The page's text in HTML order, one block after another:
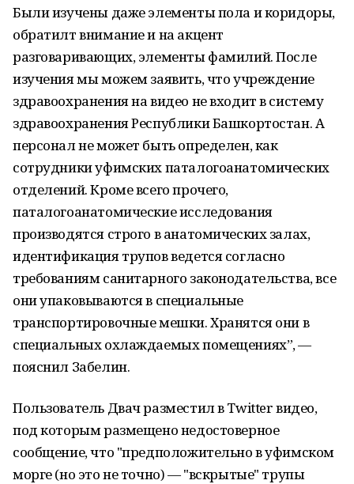
Были изучены даже элементы пола и коридоры,
обратилт внимание и на акцент
разговаривающих, элементы фамилий. После
изучения мы можем заявить, что учреждение
здравоохранения на видео не входит в систему
здравоохранения Республики Башкортостан. А
персонал не может быть определен, как
сотрудники уфимских паталогоанатомических
отделений. Кроме всего прочего,
паталогоанатомические исследования
производятся строго в анатомических залах,
идентификация трупов ведется согласно
требованиям санитарного законодательства, все
они упаковываются в специальные
транспортировочные мешки. Хранятся они в
специальных охлаждаемых помещениях”, —
пояснил Забелин.
Пользователь Двач разместил в Twitter видео,
под которым размещено недостоверное
сообщение, что "предположительно в уфимском
морге (но это не точно) — "вскрытые" трупы